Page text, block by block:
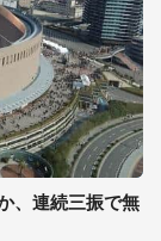
、連続三振で無